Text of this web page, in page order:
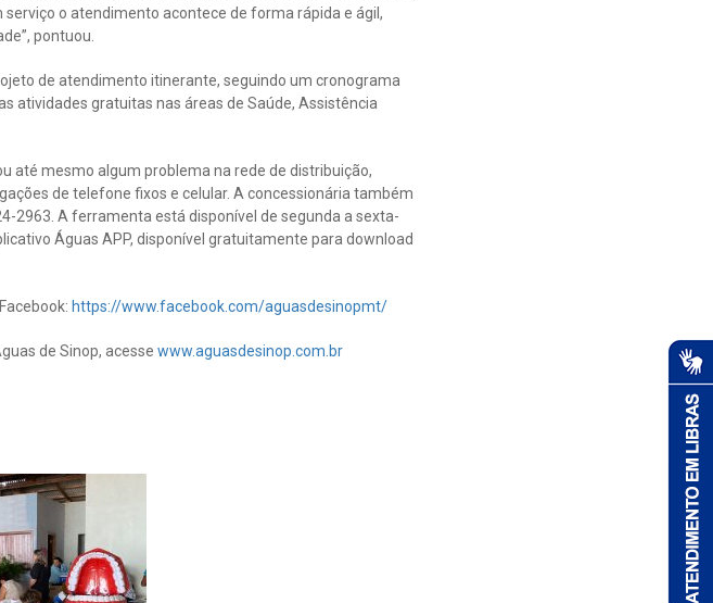
o atendimento acontece de forma rápida e ágil,
pontuou.
de atendimento itinerante, seguindo um cronograma
atividades gratuitas nas áreas de Saúde, Assistência
até mesmo algum problema na rede de distribuição,
de telefone fixos e celular. A concessionária também
2963. A ferramenta está disponível de segunda a sexta-
Águas APP, disponível gratuitamente para download
https://www.facebook.com/aguasdesinopmt/
de Sinop, acesse www.aguasdesinop.com.br